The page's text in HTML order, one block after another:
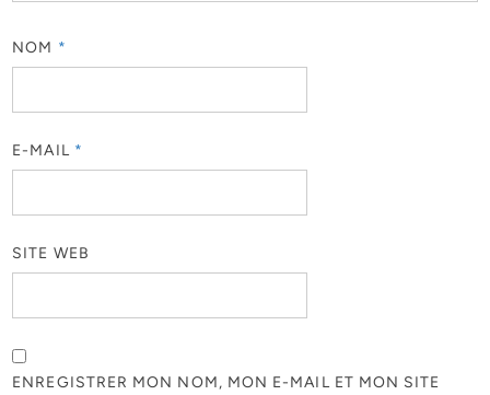
NOM *
E-MAIL *
SITE WEB
ENREGISTRER MON NOM, MON E-MAIL ET MON SITE